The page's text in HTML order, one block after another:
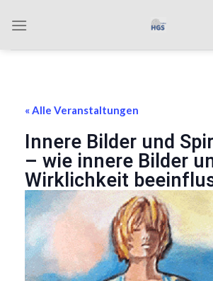
Inhalt
« Alle Veranstaltungen
Innere Bilder und
– wie innere Bilder
Wirklichkeit